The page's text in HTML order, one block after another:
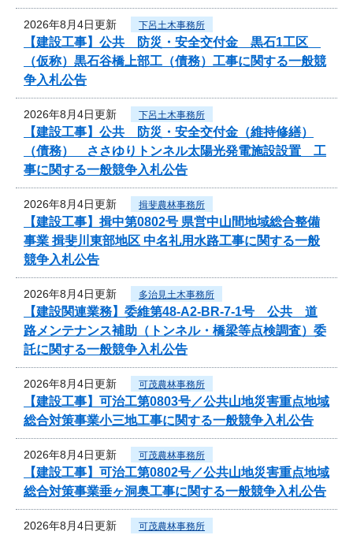
2026年8月4日更新 下呂土木事務所
【建設工事】公共 防災・安全交付金 黒石1工区
（仮称）黒石谷橋上部工（債務）工事に関する一般競
争入札公告
2026年8月4日更新 下呂土木事務所
【建設工事】公共 防災・安全交付金（維持修繕）
（債務） ささゆりトンネル太陽光発電施設設置 工
事に関する一般競争入札公告
2026年8月4日更新 揖斐農林事務所
【建設工事】揖中第0802号 県営中山間地域総合整備
事業 揖斐川東部地区 中名礼用水路工事に関する一般
競争入札公告
2026年8月4日更新 多治見土木事務所
【建設関連業務】委維第48-A2-BR-7-1号 公共 道
路メンテナンス補助（トンネル・橋梁等点検調査）委
託に関する一般競争入札公告
2026年8月4日更新 可茂農林事務所
【建設工事】可治工第0803号／公共山地災害重点地域
総合対策事業小三地工事に関する一般競争入札公告
2026年8月4日更新 可茂農林事務所
【建設工事】可治工第0802号／公共山地災害重点地域
総合対策事業垂ヶ洞奥工事に関する一般競争入札公告
2026年8月4日更新 可茂農林事務所